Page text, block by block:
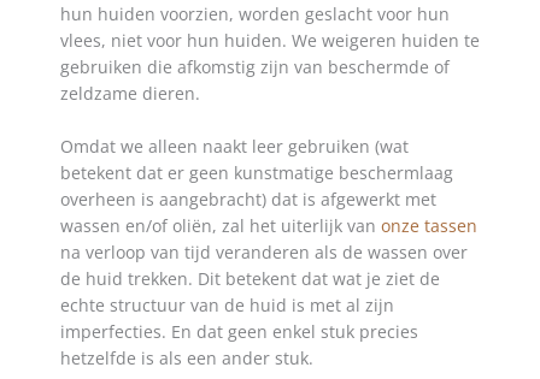
hun huiden voorzien, worden geslacht voor hun
vlees, niet voor hun huiden. We weigeren huiden te
gebruiken die afkomstig zijn van beschermde of
zeldzame dieren.
Omdat we alleen naakt leer gebruiken (wat
betekent dat er geen kunstmatige beschermlaag
overheen is aangebracht) dat is afgewerkt met
wassen en/of oliën, zal het uiterlijk van onze tassen
na verloop van tijd veranderen als de wassen over
de huid trekken. Dit betekent dat wat je ziet de
echte structuur van de huid is met al zijn
imperfecties. En dat geen enkel stuk precies
hetzelfde is als een ander stuk.